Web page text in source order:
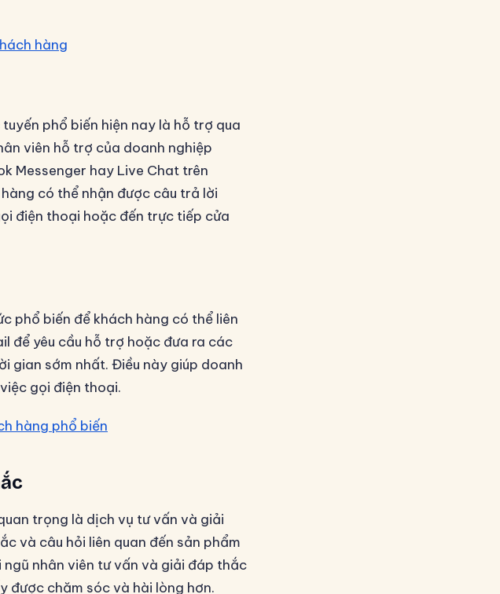
hàng
phổ biến hiện nay là hỗ trợ qua
viên hỗ trợ của doanh nghiệp
Messenger hay Live Chat trên
có thể nhận được câu trả lời
điện thoại hoặc đến trực tiếp cửa
phổ biến để khách hàng có thể liên
để yêu cầu hỗ trợ hoặc đưa ra các
gian sớm nhất. Điều này giúp doanh
gọi điện thoại.
hàng phổ biến
trọng là dịch vụ tư vấn và giải
và câu hỏi liên quan đến sản phẩm
nhân viên tư vấn và giải đáp thắc
được chăm sóc và hài lòng hơn.